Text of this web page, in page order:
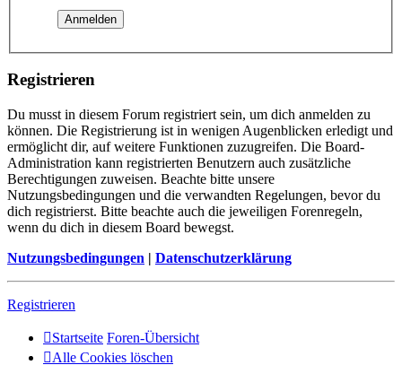
Registrieren
Du musst in diesem Forum registriert sein, um dich anmelden zu
können. Die Registrierung ist in wenigen Augenblicken erledigt und
ermöglicht dir, auf weitere Funktionen zuzugreifen. Die Board-
Administration kann registrierten Benutzern auch zusätzliche
Berechtigungen zuweisen. Beachte bitte unsere
Nutzungsbedingungen und die verwandten Regelungen, bevor du
dich registrierst. Bitte beachte auch die jeweiligen Forenregeln,
wenn du dich in diesem Board bewegst.
Nutzungsbedingungen | Datenschutzerklärung
Registrieren
Startseite Foren-Übersicht
Alle Cookies löschen